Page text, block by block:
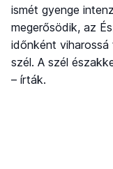
ismét gyenge
megerősödik, az
időnként
szél. A szél
– írták.